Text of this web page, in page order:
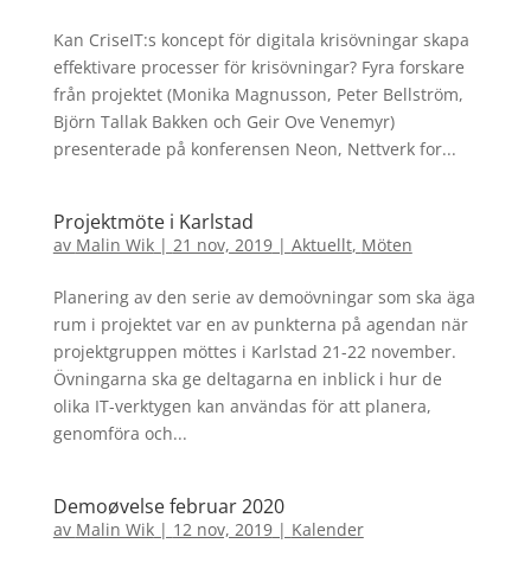
Kan CriseIT:s koncept för digitala krisövningar skapa
effektivare processer för krisövningar? Fyra forskare
från projektet (Monika Magnusson, Peter Bellström,
Björn Tallak Bakken och Geir Ove Venemyr)
presenterade på konferensen Neon, Nettverk for...
Projektmöte i Karlstad
av Malin Wik| 21 nov, 2019| Aktuellt, Möten
Planering av den serie av demoövningar som ska äga
rum i projektet var en av punkterna på agendan när
projektgruppen möttes i Karlstad 21-22 november.
Övningarna ska ge deltagarna en inblick i hur de
olika IT-verktygen kan användas för att planera,
genomföra och...
Demoøvelse februar 2020
av Malin Wik| 12 nov, 2019| Kalender